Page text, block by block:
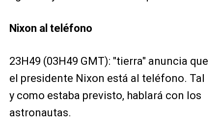
Nixon al teléfono
23H49 (03H49 GMT): "tierra" anuncia que
el presidente Nixon está al teléfono. Tal
y como estaba previsto, hablará con los
astronautas.